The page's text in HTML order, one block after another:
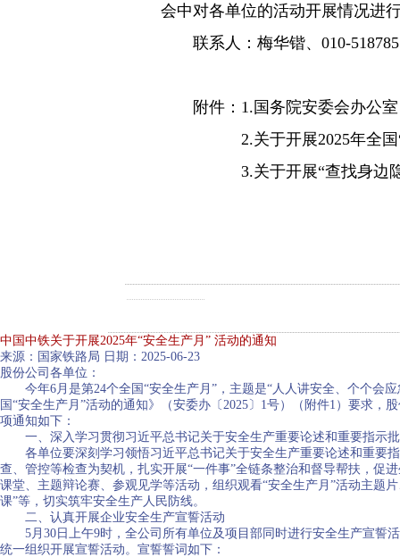
会中对各单位的活动开展情况进
联系人：梅华锴、010-
附件：1.国务院安委会办公室
2.关于开展2025年全国“安
3.关于开展“查找身边隐患
中国中铁关于开展2025年“安全生产月” 活动的通知
来源：国家铁路局 日期：2025-06-23
股份公司各单位：
今年6月是第24个全国“安全生产月”，主题是“人人讲安全、个个会
国“安全生产月”活动的通知》（安委办〔2025〕1号）（附件1）要求
项通知如下：
一、深入学习贯彻习近平总书记关于安全生产重要论述和重要指示
各单位要深刻学习领悟习近平总书记关于安全生产重要论述和重要指
查、管控等检查为契机，扎实开展“一件事”全链条整治和督导帮扶，促
课堂、主题辩论赛、参观见学等活动，组织观看“安全生产月”活动主题
课”等，切实筑牢安全生产人民防线。
二、认真开展企业安全生产宣誓活动
5月30日上午9时，全公司所有单位及项目部同时进行安全生产宣誓
统一组织开展宣誓活动。宣誓誓词如下：